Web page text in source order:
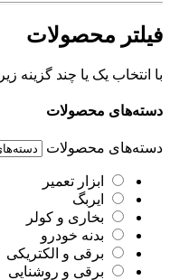
فیلتر محصولات
با انتخاب یک یا چند گزینه
دسته‌های محصولات
دسته‌های محصولات
ابزار تعمیر
ایربگ
بخاری و کولر
بدنه خودرو
برقی و الکتریکی
برقی و روشنایی